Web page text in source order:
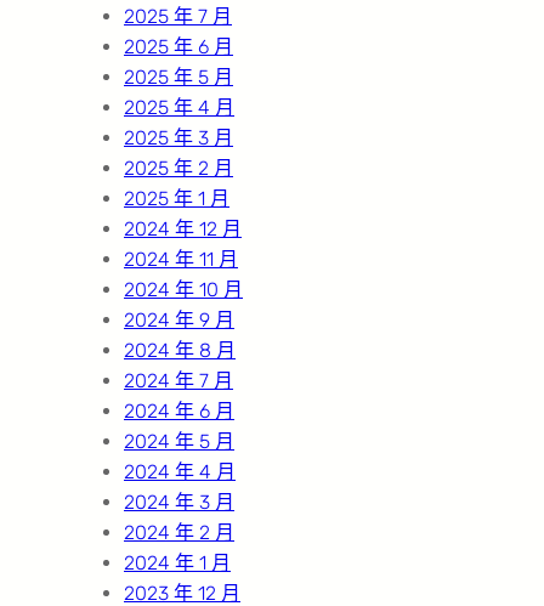
2025 年 7 月
2025 年 6 月
2025 年 5 月
2025 年 4 月
2025 年 3 月
2025 年 2 月
2025 年 1 月
2024 年 12 月
2024 年 11 月
2024 年 10 月
2024 年 9 月
2024 年 8 月
2024 年 7 月
2024 年 6 月
2024 年 5 月
2024 年 4 月
2024 年 3 月
2024 年 2 月
2024 年 1 月
2023 年 12 月